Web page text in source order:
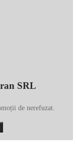
SRL
de nerefuzat.